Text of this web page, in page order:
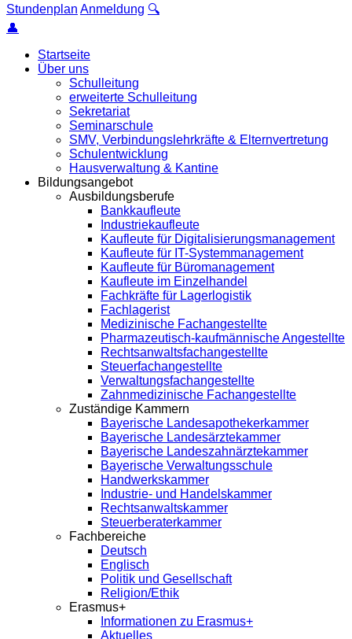
Stundenplan Anmeldung 🔍
👤
Startseite
Über uns
Schulleitung
erweiterte Schulleitung
Sekretariat
Seminarschule
SMV, Verbindungslehrkräfte & Elternvertretung
Schulentwicklung
Hausverwaltung & Kantine
Bildungsangebot
Ausbildungsberufe
Bankkaufleute
Industriekaufleute
Kaufleute für Digitalisierungsmanagement
Kaufleute für IT-Systemmanagement
Kaufleute für Büromanagement
Kaufleute im Einzelhandel
Fachkräfte für Lagerlogistik
Fachlagerist
Medizinische Fachangestellte
Pharmazeutisch-kaufmännische Angestellte
Rechtsanwaltsfachangestellte
Steuerfachangestellte
Verwaltungsfachangestellte
Zahnmedizinische Fachangestellte
Zuständige Kammern
Bayerische Landesapothekerkammer
Bayerische Landesärztekammer
Bayerische Landeszahnärztekammer
Bayerische Verwaltungsschule
Handwerkskammer
Industrie- und Handelskammer
Rechtsanwaltskammer
Steuerberaterkammer
Fachbereiche
Deutsch
Englisch
Politik und Gesellschaft
Religion/Ethik
Erasmus+
Informationen zu Erasmus+
Aktuelles